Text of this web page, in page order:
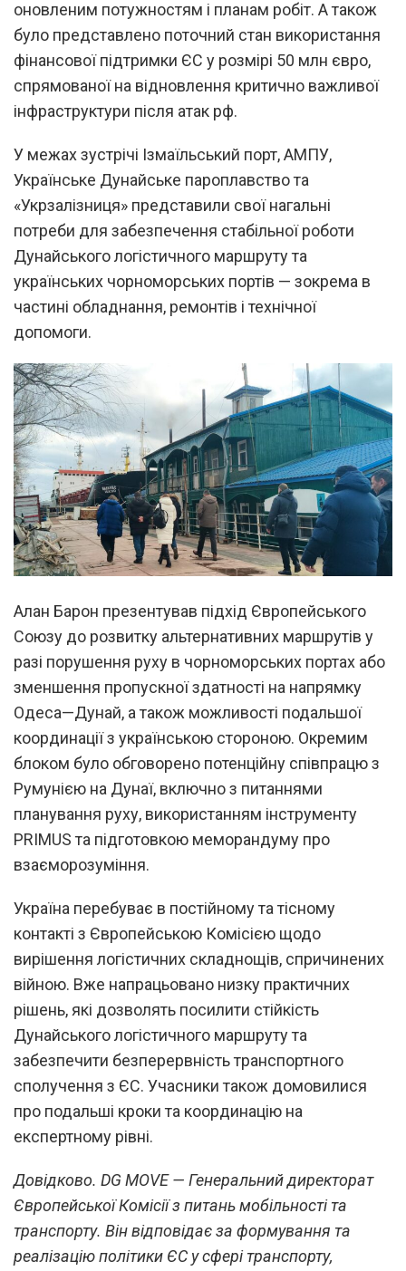
оновленим потужностям і планам робіт. А також
було представлено поточний стан використання
фінансової підтримки ЄС у розмірі 50 млн євро,
спрямованої на відновлення критично важливої
інфраструктури після атак рф.
У межах зустрічі Ізмаїльський порт, АМПУ,
Українське Дунайське пароплавство та
«Укрзалізниця» представили свої нагальні
потреби для забезпечення стабільної роботи
Дунайського логістичного маршруту та
українських чорноморських портів — зокрема в
частині обладнання, ремонтів і технічної
допомоги.
Алан Барон презентував підхід Європейського
Союзу до розвитку альтернативних маршрутів у
разі порушення руху в чорноморських портах або
зменшення пропускної здатності на напрямку
Одеса—Дунай, а також можливості подальшої
координації з українською стороною. Окремим
блоком було обговорено потенційну співпрацю з
Румунією на Дунаї, включно з питаннями
планування руху, використанням інструменту
PRIMUS та підготовкою меморандуму про
взаєморозуміння.
Україна перебуває в постійному та тісному
контакті з Європейською Комісією щодо
вирішення логістичних складнощів, спричинених
війною. Вже напрацьовано низку практичних
рішень, які дозволять посилити стійкість
Дунайського логістичного маршруту та
забезпечити безперервність транспортного
сполучення з ЄС. Учасники також домовилися
про подальші кроки та координацію на
експертному рівні.
Довідково. DG MOVE — Генеральний директорат
Європейської Комісії з питань мобільності та
транспорту. Він відповідає за формування та
реалізацію політики ЄС у сфері транспорту,